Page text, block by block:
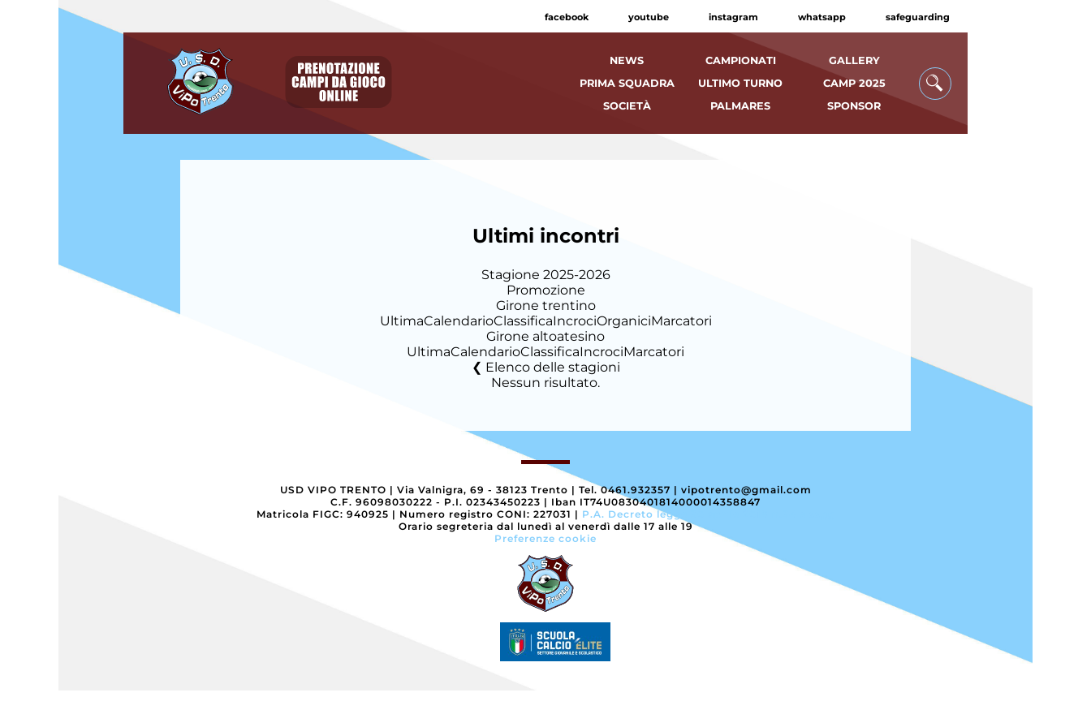
facebook youtube instagram whatsapp safeguarding
NEWS CAMPIONATI
GALLERY
PRIMA SQUADRA
ULTIMO TURNO
CAMP 2025
SOCIETÀ
PALMARES SPONSOR
Ultimi incontri
Stagione 2025-2026
Promozione
Girone trentino
UltimaCalendarioClassificaIncrociOrganiciMarcatori
Girone altoatesino
UltimaCalendarioClassificaIncrociMarcatori
Elenco delle stagioni
Nessun risultato.
USD VIPO TRENTO | Via Valnigra, 69 - 38123 Trento | Tel. 0461.932357 | vipotrento@gmail.com
C.F. 96098030222 - P.I. 02343450223 | Iban IT74U0830401814000014358847
Matricola FIGC: 940925 | Numero registro CONI: 227031 | P.A. Decreto legge 30 aprile 2019 n.34 e ssgg
Orario segreteria dal lunedì al venerdì dalle 17 alle 19
Preferenze cookie